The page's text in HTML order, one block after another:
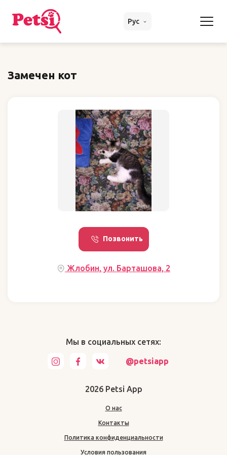
Рус
Замечен кот
Позвонить
Жлобин, ул. Барташова, 2
Мы в социальных сетях:
@petsiapp
2026 Petsi App
О нас
Контакты
Политика конфиденциальности
Условия пользования